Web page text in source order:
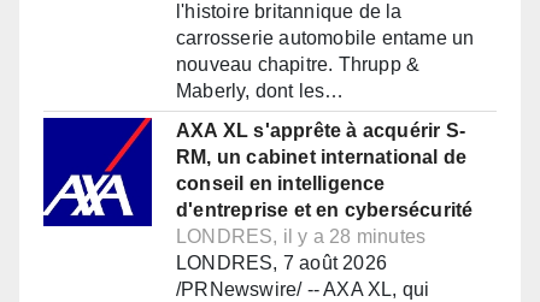
l'histoire britannique de la
carrosserie automobile entame un
nouveau chapitre. Thrupp &
Maberly, dont les…
AXA XL s'apprête à acquérir S-
RM, un cabinet international de
conseil en intelligence
d'entreprise et en cybersécurité
LONDRES, il y a 28 minutes
LONDRES, 7 août 2026
/PRNewswire/ -- AXA XL, qui